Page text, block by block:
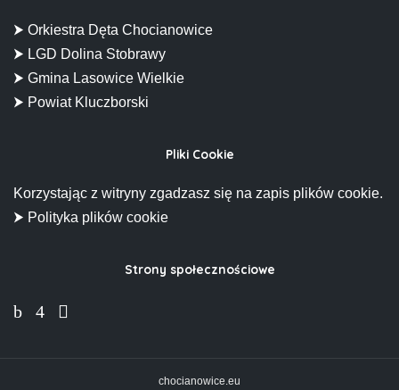
⮞ Orkiestra Dęta Chocianowice
⮞ LGD Dolina Stobrawy
⮞ Gmina Lasowice Wielkie
⮞ Powiat Kluczborski
Pliki Cookie
Korzystając z witryny zgadzasz się na zapis plików cookie.
⮞ Polityka plików cookie
Strony społecznościowe
chocianowice.eu